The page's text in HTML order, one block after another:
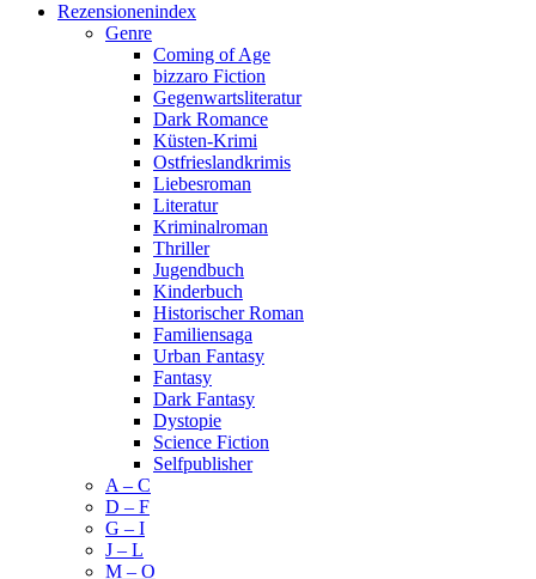
Rezensionenindex
Genre
Coming of Age
bizzaro Fiction
Gegenwartsliteratur
Dark Romance
Küsten-Krimi
Ostfrieslandkrimis
Liebesroman
Literatur
Kriminalroman
Thriller
Jugendbuch
Kinderbuch
Historischer Roman
Familiensaga
Urban Fantasy
Fantasy
Dark Fantasy
Dystopie
Science Fiction
Selfpublisher
A – C
D – F
G – I
J – L
M – O